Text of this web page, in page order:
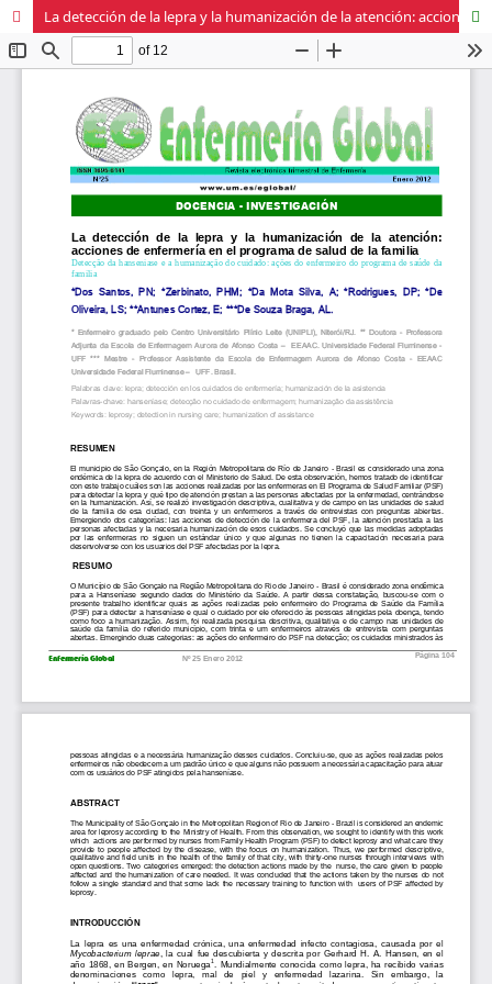
La detección de la lepra y la humanización de la atención: acciones de enfermería en el programa de salud de la familia